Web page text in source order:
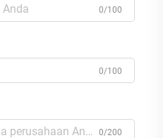
0/100
0/100
0/200